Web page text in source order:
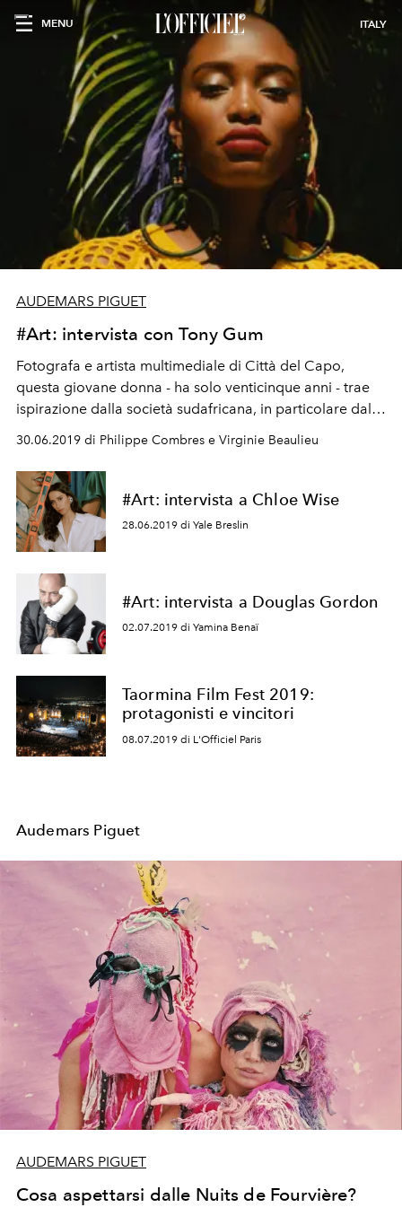
MENU ITALY
AUDEMARS PIGUET
#Art: intervista con Tony Gum
Fotografa e artista multimediale di Città del Capo,
questa giovane donna - ha solo venticinque anni - trae
ispirazione dalla società sudafricana, in particolare dalla
minoranza Xhosa e dalle icone femminili della cultura
30.06.2019 di Philippe Combres e Virginie Beaulieu
#Art: intervista a Chloe Wise
28.06.2019 di Yale Breslin
#Art: intervista a Douglas Gordon
02.07.2019 di Yamina Benaï
Taormina Film Fest 2019:
protagonisti e vincitori
08.07.2019 di L'Officiel Paris
Audemars Piguet
AUDEMARS PIGUET
Cosa aspettarsi dalle Nuits de Fourvière?